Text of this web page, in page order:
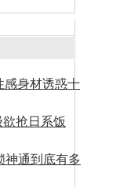
感身材诱惑十
抢日系饭
神通到底有多